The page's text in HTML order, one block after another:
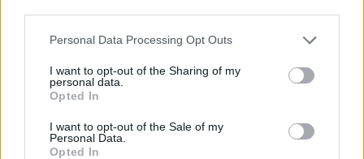
Personal Data Processing Opt Outs
I want to opt-out of the Sharing of my
personal data.
Opted In
I want to opt-out of the Sale of my
Personal Data.
Opted In
1 szt.
Różne